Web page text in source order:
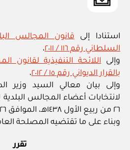
استنادا إلى قانون المجالس
السلطاني رقم ١١٦ / ٢٠١١
،
وإلى اللائحة التنفيذية لقانون
بالقرار الديواني رقم ١٥ / ٢٠١٢
،
وإلى بيان معالي السيد وزير
لانتخابات أعضاء المجالس البلدية
٢٦ من ربيع الأول ١٤٣٨هـ، الموافق ٢٦ من ديسمبر ٢٠١٦م،
وبناء على ما تقتضيه المصلحة
تقرر